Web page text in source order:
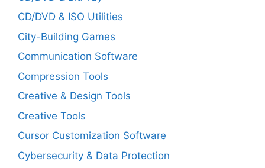
CD/DVD & ISO Utilities
City-Building Games
Communication Software
Compression Tools
Creative & Design Tools
Creative Tools
Cursor Customization Software
Cybersecurity & Data Protection